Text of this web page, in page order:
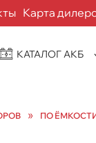
Карта
КАТАЛОГ АКБ
» ПО